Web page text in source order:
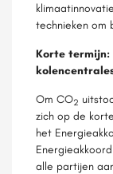
technieken om
Korte termijn:
Om CO2
zich op de
het
alle partijen